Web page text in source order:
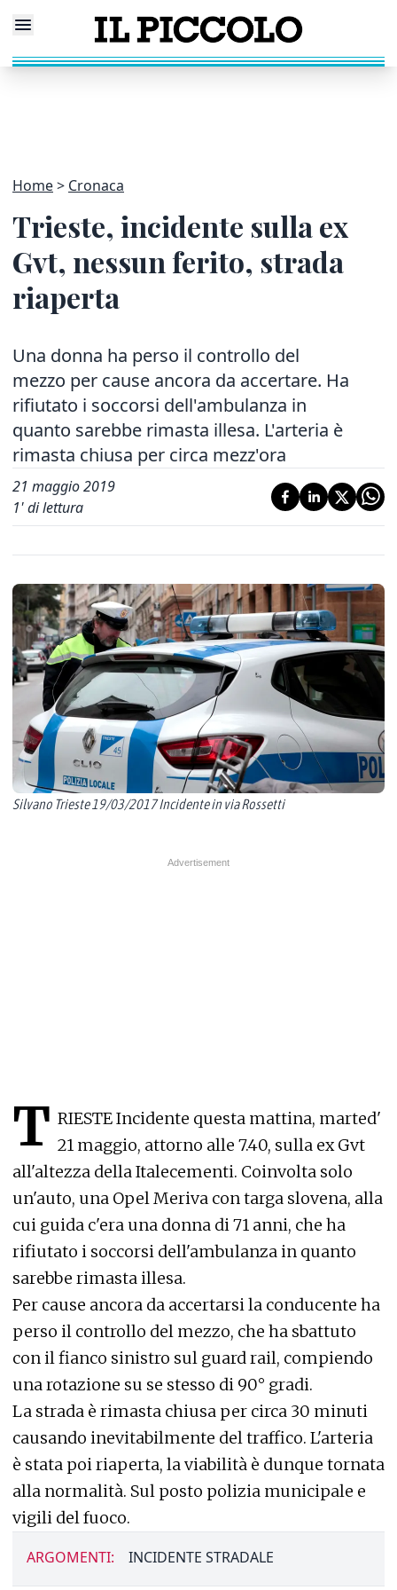
Home Cronaca
Trieste, incidente sulla ex
Gvt, nessun ferito, strada
riaperta
Una donna ha perso il controllo del
mezzo per cause ancora da accertare. Ha
rifiutato i soccorsi dell'ambulanza in
quanto sarebbe rimasta illesa. L'arteria è
rimasta chiusa per circa mezz'ora
21 maggio 2019
1' di lettura
Silvano Trieste 19/03/2017 Incidente in via Rossetti
T RIESTE Incidente questa mattina, marted'
21 maggio, attorno alle 7.40, sulla ex Gvt
all'altezza della Italecementi. Coinvolta solo
un'auto, una Opel Meriva con targa slovena, alla
cui guida c'era una donna di 71 anni, che ha
rifiutato i soccorsi dell'ambulanza in quanto
sarebbe rimasta illesa.
Per cause ancora da accertarsi la conducente ha
perso il controllo del mezzo, che ha sbattuto
con il fianco sinistro sul guard rail, compiendo
una rotazione su se stesso di 90° gradi.
La strada è rimasta chiusa per circa 30 minuti
causando inevitabilmente del traffico. L'arteria
è stata poi riaperta, la viabilità è dunque tornata
alla normalità. Sul posto polizia municipale e
vigili del fuoco.
ARGOMENTI: INCIDENTE STRADALE